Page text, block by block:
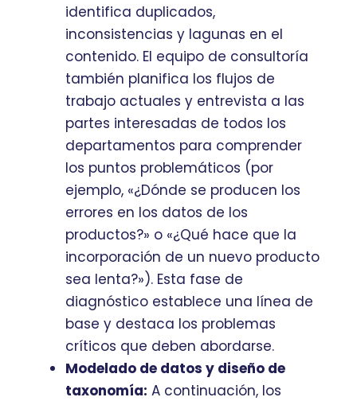
identifica duplicados,
inconsistencias y lagunas en el
contenido. El equipo de consultoría
también planifica los flujos de
trabajo actuales y entrevista a las
partes interesadas de todos los
departamentos para comprender
los puntos problemáticos (por
ejemplo, «¿Dónde se producen los
errores en los datos de los
productos?» o «¿Qué hace que la
incorporación de un nuevo producto
sea lenta?»). Esta fase de
diagnóstico establece una línea de
base y destaca los problemas
críticos que deben abordarse.
Modelado de datos y diseño de
taxonomía: A continuación, los